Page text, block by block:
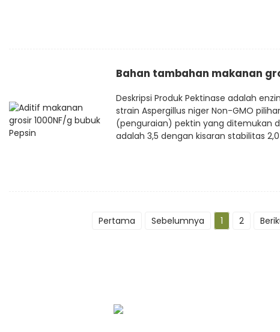
Bahan tambahan makanan
Deskripsi Produk Pektinase adalah
strain Aspergillus niger Non-GMO
(penguraian) pektin yang ditemukan
adalah 3,5 dengan kisaran stabilitas
Pertama Sebelumnya 1 2